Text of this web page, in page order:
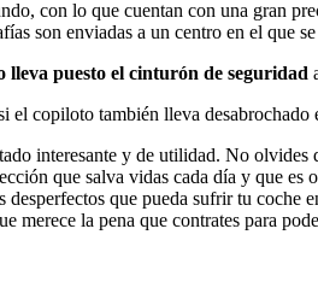
con lo que cuentan con una gran
son enviadas a un centro en el que
lleva puesto el cinturón de seguridad
el copiloto también lleva
interesante y de utilidad. No
que salva vidas cada día y que
que pueda sufrir tu
merece la pena que contrates para